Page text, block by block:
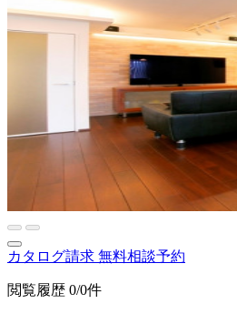
カタログ請求 無料相談予約
閲覧履歴 0/0件